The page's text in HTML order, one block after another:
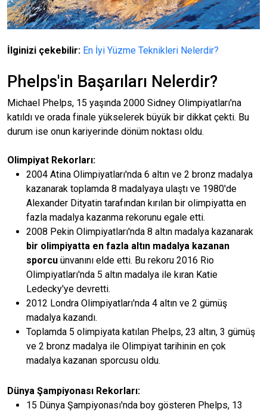
İlginizi çekebilir: En İyi Yüzme Teknikleri Nelerdir?
Phelps'in Başarıları Nelerdir?
Michael Phelps, 15 yaşında 2000 Sidney Olimpiyatları'na
katıldı ve orada finale yükselerek büyük bir dikkat çekti. Bu
durum ise onun kariyerinde dönüm noktası oldu.
Olimpiyat Rekorları:
2004 Atina Olimpiyatları'nda 6 altın ve 2 bronz madalya
kazanarak toplamda 8 madalyaya ulaştı ve 1980'de
Alexander Dityatin tarafından kırılan bir olimpiyatta en
fazla madalya kazanma rekorunu egale etti.
2008 Pekin Olimpiyatları'nda 8 altın madalya kazanarak
bir olimpiyatta en fazla altın madalya kazanan
sporcu ünvanını elde etti. Bu rekoru 2016 Rio
Olimpiyatları'nda 5 altın madalya ile kıran Katie
Ledecky'ye devretti.
2012 Londra Olimpiyatları'nda 4 altın ve 2 gümüş
madalya kazandı.
Toplamda 5 olimpiyata katılan Phelps, 23 altın, 3 gümüş
ve 2 bronz madalya ile Olimpiyat tarihinin en çok
madalya kazanan sporcusu oldu.
Dünya Şampiyonası Rekorları:
15 Dünya Şampiyonası'nda boy gösteren Phelps, 13